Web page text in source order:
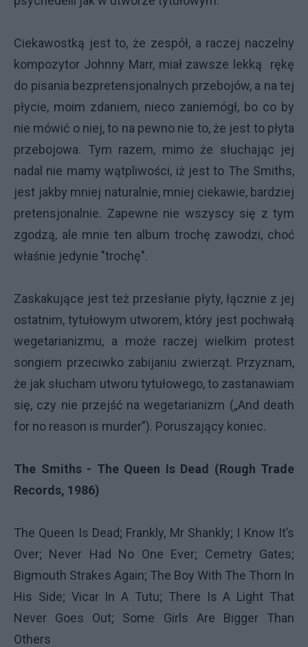
Ciekawostką jest to, że zespół, a raczej naczelny
kompozytor Johnny Marr, miał zawsze lekką rękę
do pisania bezpretensjonalnych przebojów, a na tej
płycie, moim zdaniem, nieco zaniemógł, bo co by
nie mówić o niej, to na pewno nie to, że jest to płyta
przebojowa. Tym razem, mimo że słuchając jej
nadal nie mamy wątpliwości, iż jest to The Smiths,
jest jakby mniej naturalnie, mniej ciekawie, bardziej
pretensjonalnie. Zapewne nie wszyscy się z tym
zgodzą, ale mnie ten album trochę zawodzi, choć
właśnie jedynie "trochę".
Zaskakujące jest też przesłanie płyty, łącznie z jej
ostatnim, tytułowym utworem, który jest pochwałą
wegetarianizmu, a może raczej wielkim protest
songiem przeciwko zabijaniu zwierząt. Przyznam,
że jak słucham utworu tytułowego, to zastanawiam
się, czy nie przejść na wegetarianizm („And death
for no reason is murder”). Poruszający koniec.
The Smiths - The Queen Is Dead (Rough Trade
Records, 1986)
The Queen Is Dead; Frankly, Mr Shankly; I Know It’s
Over; Never Had No One Ever; Cemetry Gates;
Bigmouth Strakes Again; The Boy With The Thorn In
His Side; Vicar In A Tutu; There Is A Light That
Never Goes Out; Some Girls Are Bigger Than
Others